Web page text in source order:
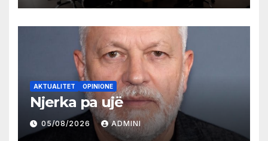
AKTUALITET OPINIONE
Njerka pa ujë
05/08/2026 ADMINI